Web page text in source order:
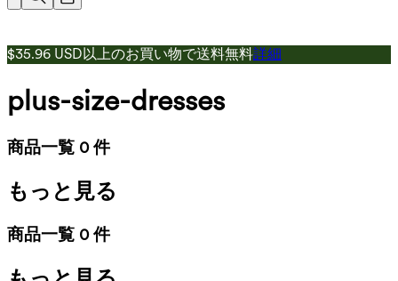
$35.96 USD以上のお買い物で送料無料詳細
plus-size-dresses
商品一覧 0 件
もっと見る
商品一覧 0 件